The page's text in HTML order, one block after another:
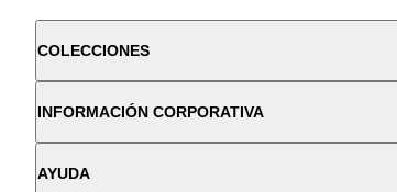
COLECCIONES
INFORMACIÓN CORPORATIVA
AYUDA